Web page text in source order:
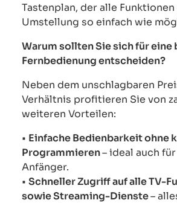
Tastenplan, der alle
Umstellung so einfach wie
Warum sollten Sie sich für eine
Fernbedienung entscheiden?
Neben dem unschlagbaren
Verhältnis profitieren Sie von
weiteren Vorteilen:
• Einfache Bedienbarkeit ohne
Programmieren– ideal auch
Anfänger.
• Schneller Zugriff auf alle TV-
sowie Streaming-Dienste–